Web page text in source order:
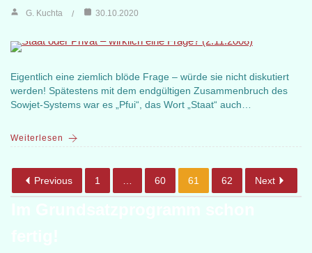
G. Kuchta 30.10.2020
Eigentlich eine ziemlich blöde Frage – würde sie nicht diskutiert
werden! Spätestens mit dem endgültigen Zusammenbruch des
Sowjet-Systems war es „Pfui“, das Wort „Staat“ auch…
Weiterlesen
Previous 1 60 61 62 Next